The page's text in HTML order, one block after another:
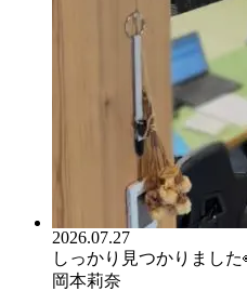
2026.07.27
しっかり見つかりました
岡本莉奈